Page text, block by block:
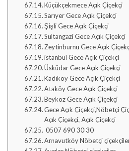
Küçükçekmece Açık Çiçekçi
Sarıyer Gece Açık Çiçekçi
Şişli Gece Açık Çiçekçi
Sultangazi Gece Açık Çiçekçi
Zeytinburnu Gece Açık
istanbul Gece Açık Çiçekçi
Üsküdar Gece Açık Çiçekçi
Kadıköy Gece Açık Çiçekçi
Ataköy Gece Açık Çiçekçi
Beykoz Gece Açık Çiçekçi
Gece Açık Çiçekçi,Nöbetçi
Açık Çiçekçi, Açık Çiçekçi
0507 690 30 30
Arnavutköy Nöbetçi